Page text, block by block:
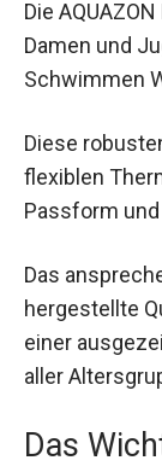
Damen und
und
legen.
Diese
des flexiblen
Passform
Das
hergestellte
einer